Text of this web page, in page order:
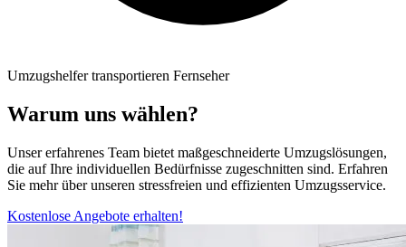
Umzugshelfer transportieren Fernseher
Warum uns wählen?
Unser erfahrenes Team bietet maßgeschneiderte Umzugslösungen,
die auf Ihre individuellen Bedürfnisse zugeschnitten sind. Erfahren
Sie mehr über unseren stressfreien und effizienten Umzugsservice.
Kostenlose Angebote erhalten!